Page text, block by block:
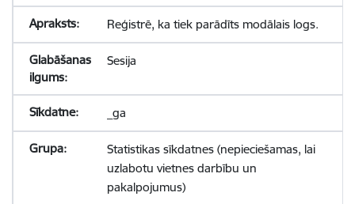
Reģistrē, ka tiek parādīts modālais logs.
Sesija
_ga
Statistikas sīkdatnes (nepieciešamas, lai
uzlabotu vietnes darbību un
pakalpojumus)